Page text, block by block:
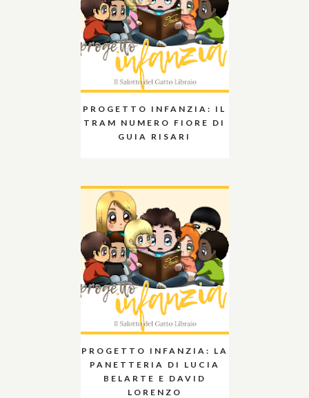
PROGETTO INFANZIA: IL
TRAM NUMERO FIORE DI
GUIA RISARI
PROGETTO INFANZIA: LA
PANETTERIA DI LUCIA
BELARTE E DAVID
LORENZO